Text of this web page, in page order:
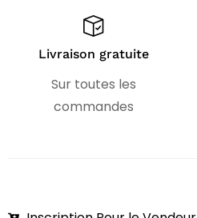
Livraison gratuite
Sur toutes les
commandes